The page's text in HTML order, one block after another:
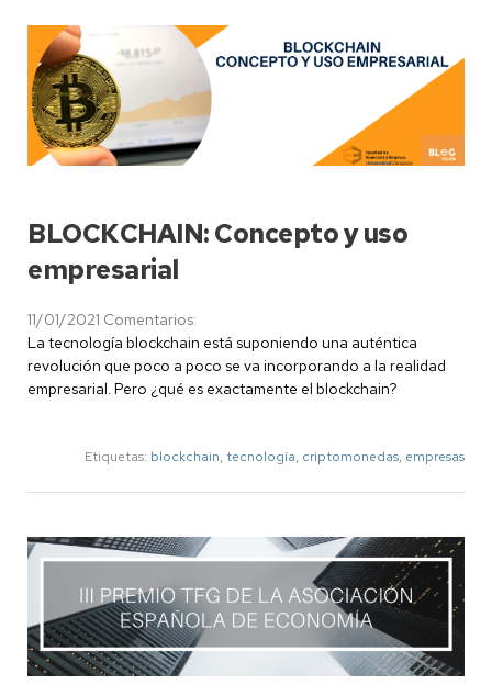
BLOCKCHAIN: Concepto y uso
empresarial
11/01/2021 Comentarios:
La tecnología blockchain está suponiendo una auténtica
revolución que poco a poco se va incorporando a la realidad
empresarial. Pero ¿qué es exactamente el blockchain?
Etiquetas: blockchain, tecnología, criptomonedas, empresas